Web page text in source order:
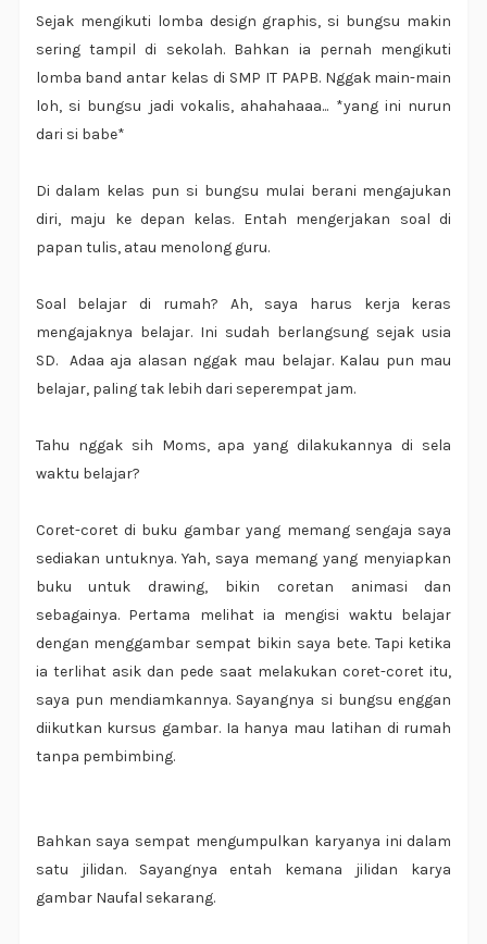
Sejak mengikuti lomba design graphis, si bungsu makin
sering tampil di sekolah. Bahkan ia pernah mengikuti
lomba band antar kelas di SMP IT PAPB. Nggak main-main
loh, si bungsu jadi vokalis, ahahahaaa... *yang ini nurun
dari si babe*
Di dalam kelas pun si bungsu mulai berani mengajukan
diri, maju ke depan kelas. Entah mengerjakan soal di
papan tulis, atau menolong guru.
Soal belajar di rumah? Ah, saya harus kerja keras
mengajaknya belajar. Ini sudah berlangsung sejak usia
SD. Adaa aja alasan nggak mau belajar. Kalau pun mau
belajar, paling tak lebih dari seperempat jam.
Tahu nggak sih Moms, apa yang dilakukannya di sela
waktu belajar?
Coret-coret di buku gambar yang memang sengaja saya
sediakan untuknya. Yah, saya memang yang menyiapkan
buku untuk drawing, bikin coretan animasi dan
sebagainya. Pertama melihat ia mengisi waktu belajar
dengan menggambar sempat bikin saya bete. Tapi ketika
ia terlihat asik dan pede saat melakukan coret-coret itu,
saya pun mendiamkannya. Sayangnya si bungsu enggan
diikutkan kursus gambar. Ia hanya mau latihan di rumah
tanpa pembimbing.
Bahkan saya sempat mengumpulkan karyanya ini dalam
satu jilidan. Sayangnya entah kemana jilidan karya
gambar Naufal sekarang.